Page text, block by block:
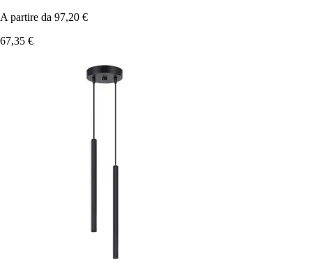
A partire da 97,20 €
67,35 €